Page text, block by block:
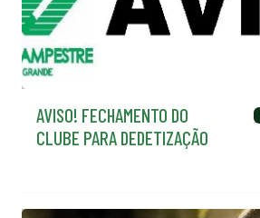
AVISO! FECHAMENTO DO
CLUBE PARA DEDETIZAÇÃO